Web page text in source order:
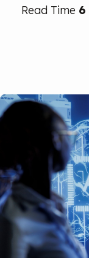
Read Time 6